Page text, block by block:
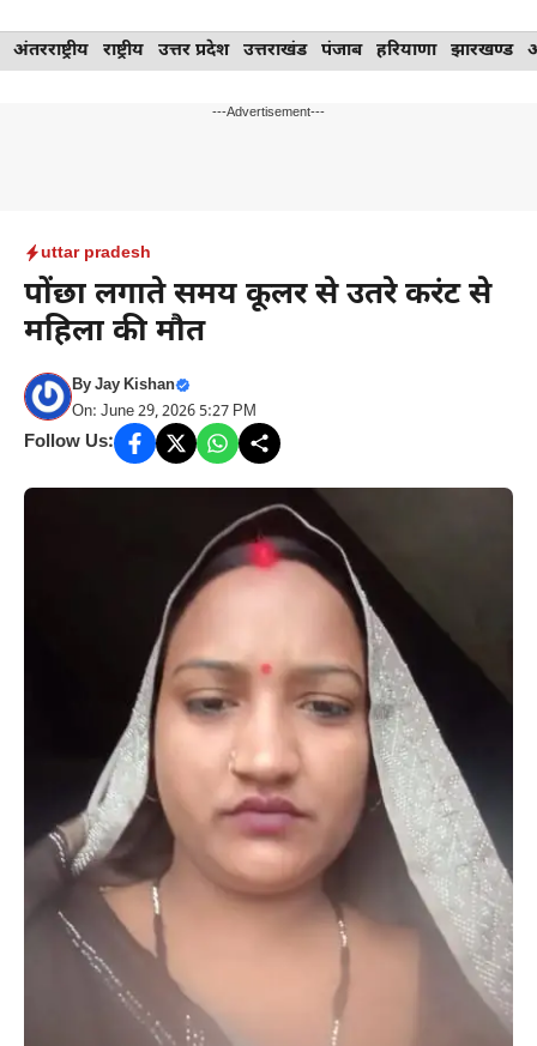
Skip
to
अंतरराष्ट्रीय राष्ट्रीय उत्तर प्रदेश उत्तराखंड पंजाब हरियाणा झारखण्ड
---Advertisement---
uttar pradesh
पोंछा लगाते समय कूलर से उतरे करंट से
महिला की मौत
ByJay Kishan
On: June 29, 2026 5:27 PM
Follow Us: